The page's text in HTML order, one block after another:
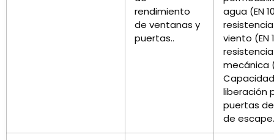
rendimiento
de ventanas y
puertas..
agua (EN
viento (EN
resistencia
mecánica
liberación
puertas
de